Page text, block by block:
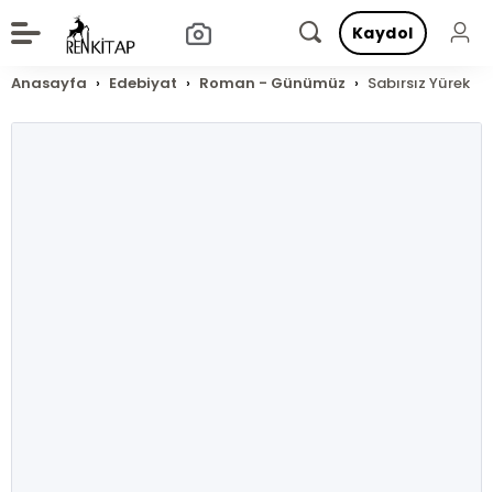
Kaydol
Anasayfa Edebiyat Roman - Günümüz Sabırsız Yürek